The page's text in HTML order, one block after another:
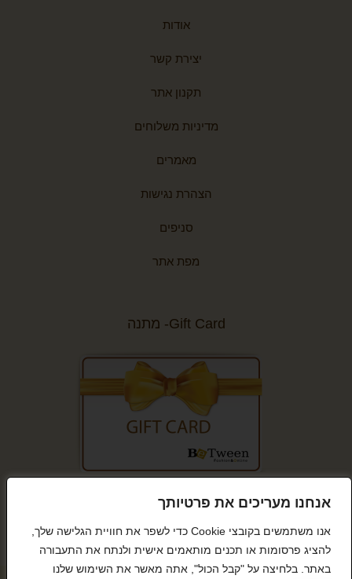
אנחנו מעריכים את פרטיותך
אנו משתמשים בקובצי Cookie כדי לשפר את חוויית הגלישה שלך,
להציג פרסומות או תכנים מותאמים אישית ולנתח את התעבורה
באתר. בלחיצה על "קבל הכול", אתה מאשר את השימוש שלנו
אודות
יצירת קשר
תקנון אתר
מדיניות משלוחים
מאמרים
הצהרת נגישות
סניפים
מפת אתר
Gift Card- מתנה
קנייה מאובטחת